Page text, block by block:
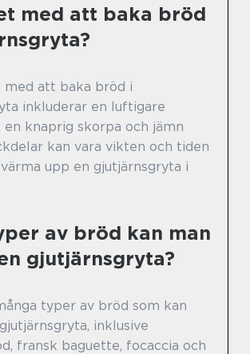
med att baka bröd
med att baka bröd i
inkluderar en luftigare
en knaprig skorpa och jämn
kan vara vikten och tiden
upp en gjutjärnsgryta i
av bröd kan man
gjutjärnsgryta?
typer av bröd som kan
inklusive
fransk baguette, focaccia och